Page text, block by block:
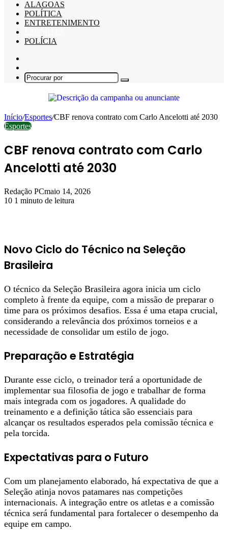
ALAGOAS
POLÍTICA
ENTRETENIMENTO
POLÍCIA
skin
Procurar
Início/Esportes/CBF renova contrato com Carlo Ancelotti até 2030
Esportes
CBF renova contrato com Carlo
Ancelotti até 2030
Redação PCmaio 14, 2026
10 1 minuto de leitura
Novo Ciclo do Técnico na Seleção
Brasileira
O técnico da Seleção Brasileira agora inicia um ciclo
completo à frente da equipe, com a missão de preparar o
time para os próximos desafios. Essa é uma etapa crucial,
considerando a relevância dos próximos torneios e a
necessidade de consolidar um estilo de jogo.
Preparação e Estratégia
Durante esse ciclo, o treinador terá a oportunidade de
implementar sua filosofia de jogo e trabalhar de forma
mais integrada com os jogadores. A qualidade do
treinamento e a definição tática são essenciais para
alcançar os resultados esperados pela comissão técnica e
pela torcida.
Expectativas para o Futuro
Com um planejamento elaborado, há expectativa de que a
Seleção atinja novos patamares nas competições
internacionais. A integração entre os atletas e a comissão
técnica será fundamental para fortalecer o desempenho da
equipe em campo.